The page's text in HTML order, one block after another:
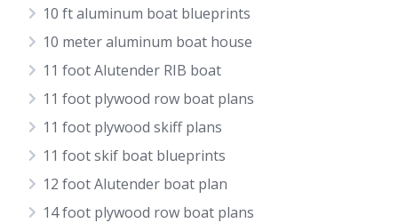
10 ft aluminum boat blueprints
10 meter aluminum boat house
11 foot Alutender RIB boat
11 foot plywood row boat plans
11 foot plywood skiff plans
11 foot skif boat blueprints
12 foot Alutender boat plan
14 foot plywood row boat plans